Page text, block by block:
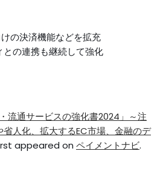
の決済機能などを拡充
との連携も継続して強化
流通サービスの強化書2024」～注
省人化、拡大するEC市場、金融のデ
appeared on ペイメントナビ.